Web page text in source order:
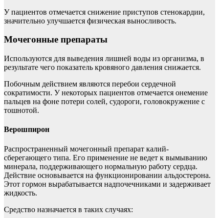
У пациентов отмечается снижение приступов стенокардии,
значительно улучшается физическая выносливость.
Мочегонные препараты
Используются для выведения лишней воды из организма, в
результате чего показатель кровяного давления снижается.
Побочным действием являются перебои сердечной
сократимости. У некоторых пациентов отмечается онемение
пальцев на фоне потери солей, судороги, головокружение с
тошнотой.
Верошпирон
Распространенный мочегонный препарат калий-
сберегающего типа. Его применение не ведет к вымыванию
минерала, поддерживающего нормальную работу сердца.
Действие основывается на функционировании альдостерона.
Этот гормон вырабатывается надпочечниками и задерживает
жидкость.
Средство назначается в таких случаях: